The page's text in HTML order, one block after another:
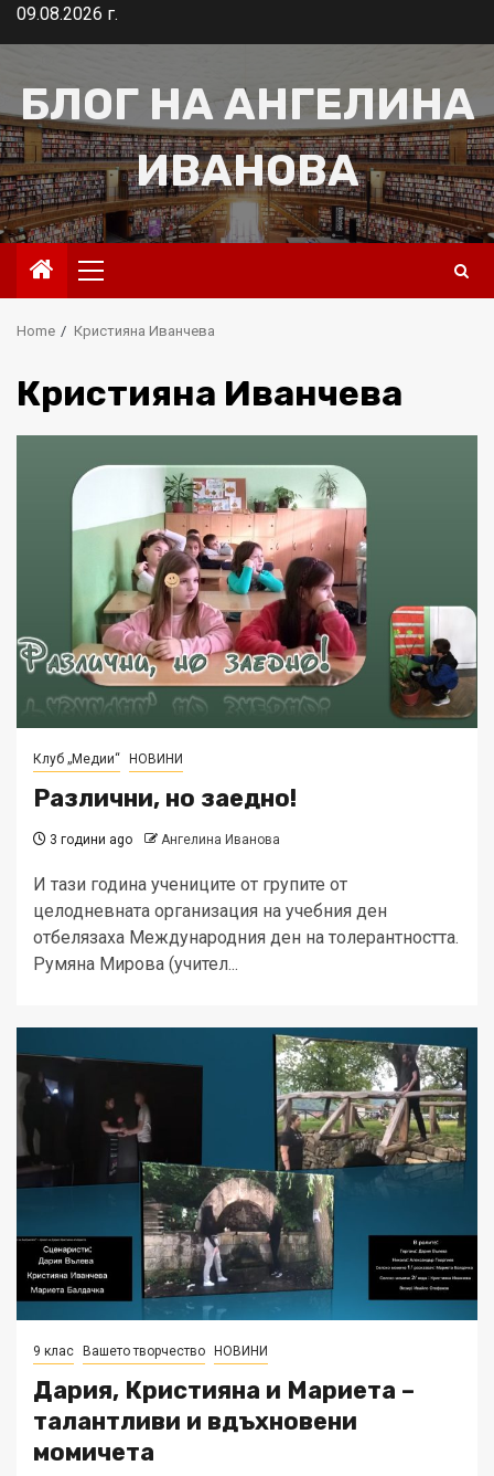
Skip09.08.2026 г.
БЛОГ НА АНГЕЛИНА
ИВАНОВА
Primary
Menu
Home Кристияна Иванчева
Кристияна Иванчева
Клуб „Медии“ НОВИНИ
Различни, но заедно!
3 години ago Ангелина Иванова
И тази година учениците от групите от
целодневната организация на учебния ден
отбелязаха Международния ден на толерантността.
Румяна Мирова (учител...
9 клас Вашето творчество НОВИНИ
Дария, Кристияна и Мариета –
талантливи и вдъхновени
момичета